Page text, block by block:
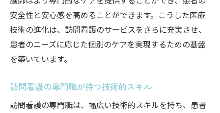
安全性と安心感を高めることができます。こうした医療
技術の進化は、訪問看護のサービスをさらに充実させ、
患者のニーズに応じた個別のケアを実現するための基盤
を築いています。
訪問看護の専門職が持つ技術的スキル
訪問看護の専門職は、幅広い技術的スキルを持ち、患者